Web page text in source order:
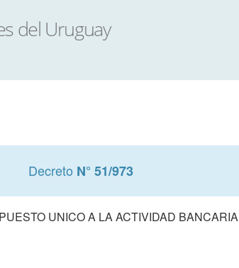
Decreto N° 51/973
UNICO A LA ACTIVIDAD BANCARIA